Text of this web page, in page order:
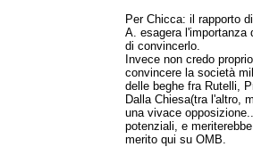
Per Chicca: il rapporto
A. esagera l'importanza
di convincerlo.
Invece non credo
convincere la società
delle beghe fra Rutelli,
Dalla Chiesa(tra l'altro,
una vivace
potenziali, e
merito qui su OMB.